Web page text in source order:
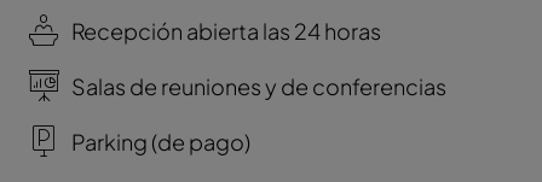
Recepción abierta las 24 horas
Salas de reuniones y de conferencias
Parking (de pago)